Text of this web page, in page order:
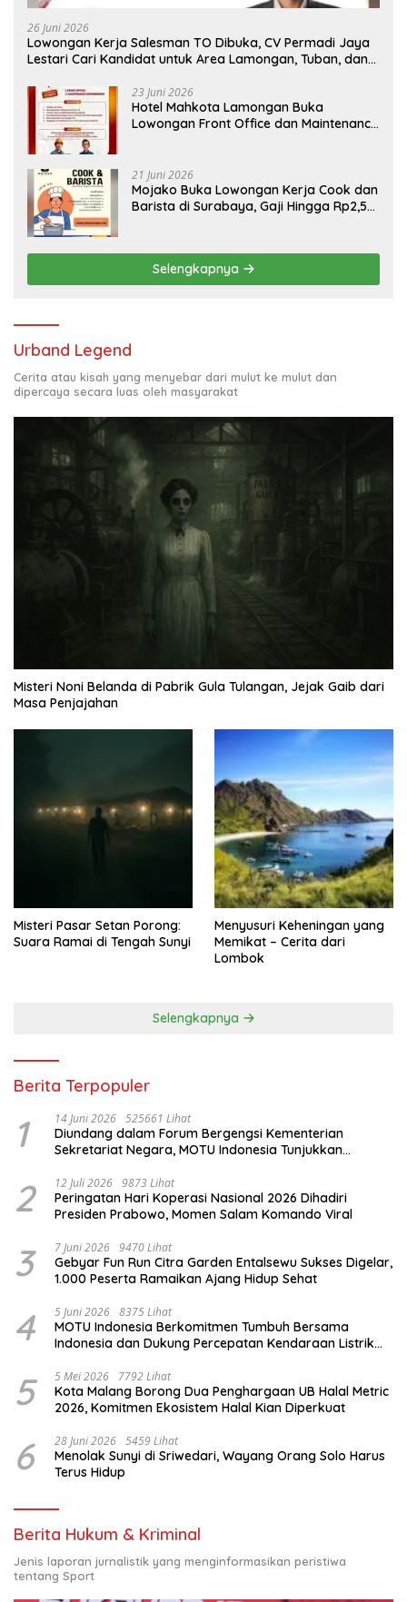
26 Juni 2026
Lowongan Kerja Salesman TO Dibuka, CV Permadi Jaya
Lestari Cari Kandidat untuk Area Lamongan, Tuban, dan
23 Juni 2026
Hotel Mahkota Lamongan Buka
Lowongan Front Office dan Maintenance
21 Juni 2026
Mojako Buka Lowongan Kerja Cook dan
Barista di Surabaya, Gaji Hingga Rp2,5
Selengkapnya
Urband Legend
Cerita atau kisah yang menyebar dari mulut ke mulut dan
dipercaya secara luas oleh masyarakat
Misteri Noni Belanda di Pabrik Gula Tulangan, Jejak Gaib dari
Masa Penjajahan
Misteri Pasar Setan Porong:
Suara Ramai di Tengah Sunyi
Menyusuri Keheningan yang
Memikat – Cerita dari
Lombok
Selengkapnya
Berita Terpopuler
1 14 Juni 2026 525661 Lihat
Diundang dalam Forum Bergengsi Kementerian
Sekretariat Negara, MOTU Indonesia Tunjukkan
2 12 Juli 2026 9873 Lihat
Peringatan Hari Koperasi Nasional 2026 Dihadiri
Presiden Prabowo, Momen Salam Komando Viral
3 7 Juni 2026 9470 Lihat
Gebyar Fun Run Citra Garden Entalsewu Sukses Digelar,
1.000 Peserta Ramaikan Ajang Hidup Sehat
4 5 Juni 2026 8375 Lihat
MOTU Indonesia Berkomitmen Tumbuh Bersama
Indonesia dan Dukung Percepatan Kendaraan Listrik
5 5 Mei 2026 7792 Lihat
Kota Malang Borong Dua Penghargaan UB Halal Metric
2026, Komitmen Ekosistem Halal Kian Diperkuat
6 28 Juni 2026 5459 Lihat
Menolak Sunyi di Sriwedari, Wayang Orang Solo Harus
Terus Hidup
Berita Hukum & Kriminal
Jenis laporan jurnalistik yang menginformasikan peristiwa
tentang Sport